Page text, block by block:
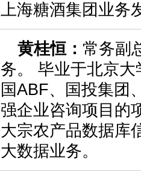
上海糖酒集团业务
黄桂恒： 常务副
务。 毕业于北京
国ABF、国投集团
强企业咨询项目的
大宗农产品数据库
大数据业务。